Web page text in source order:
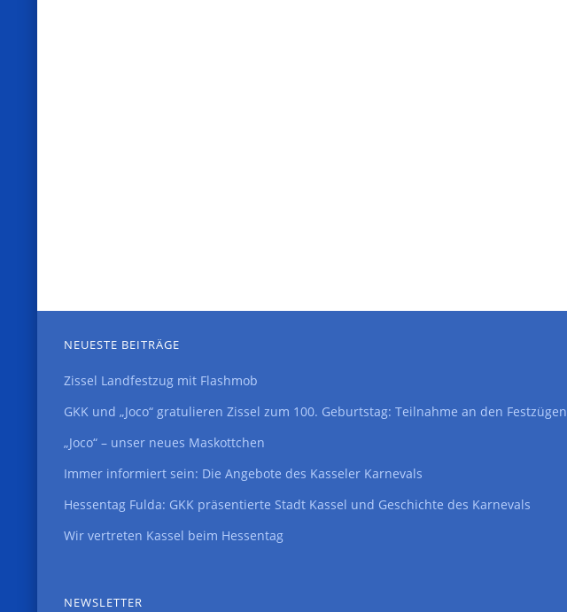
NEUESTE BEITRÄGE
Zissel Landfestzug mit Flashmob
GKK und „Joco“ gratulieren Zissel zum 100. Geburtstag: Teilnahme an den Festzügen
„Joco“ – unser neues Maskottchen
Immer informiert sein: Die Angebote des Kasseler Karnevals
Hessentag Fulda: GKK präsentierte Stadt Kassel und Geschichte des Karnevals
Wir vertreten Kassel beim Hessentag
NEWSLETTER